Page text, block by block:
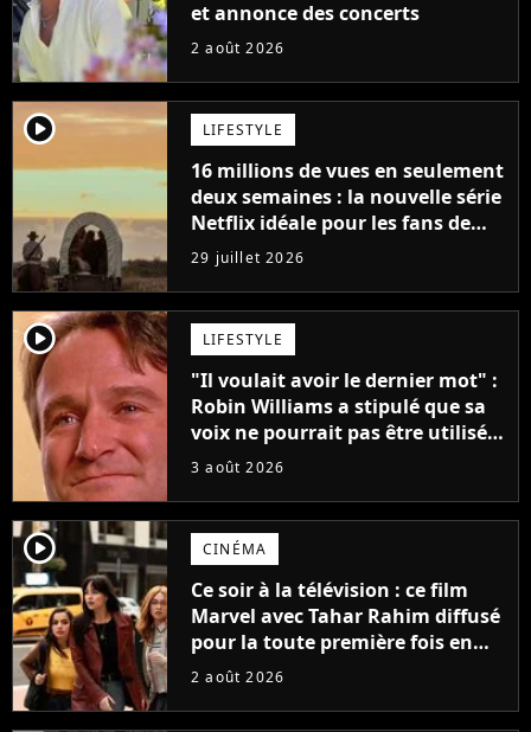
et annonce des concerts
2 août 2026
player2 LIFESTYLE
16 millions de vues en seulement
deux semaines : la nouvelle série
Netflix idéale pour les fans de
Yellowstone
29 juillet 2026
player2 LIFESTYLE
"Il voulait avoir le dernier mot" :
Robin Williams a stipulé que sa
voix ne pourrait pas être utilisée
avant 2039, pourtant Disney
inédits
3 août 2026
player2 CINÉMA
Ce soir à la télévision : ce film
Marvel avec Tahar Rahim diffusé
pour la toute première fois en
France
2 août 2026